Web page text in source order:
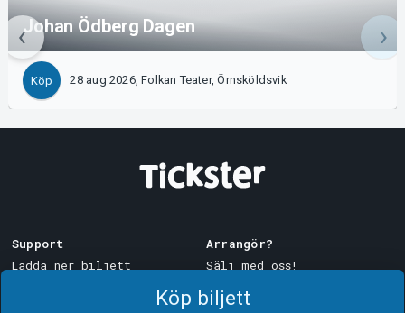
Köp biljett
Johan Ödberg Dagen
Köp 28 aug 2026, Folkan Teater, Örnsköldsvik
Support
Ladda ner biljett
Arrangör?
Sälj med oss!
Logga in i Manager